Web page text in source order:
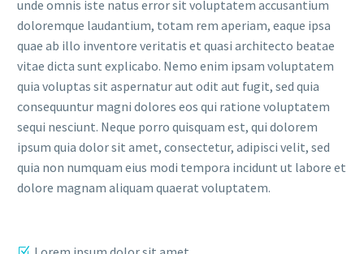
unde omnis iste natus error sit voluptatem accusantium
doloremque laudantium, totam rem aperiam, eaque ipsa
quae ab illo inventore veritatis et quasi architecto beatae
vitae dicta sunt explicabo. Nemo enim ipsam voluptatem
quia voluptas sit aspernatur aut odit aut fugit, sed quia
consequuntur magni dolores eos qui ratione voluptatem
sequi nesciunt. Neque porro quisquam est, qui dolorem
ipsum quia dolor sit amet, consectetur, adipisci velit, sed
quia non numquam eius modi tempora incidunt ut labore et
dolore magnam aliquam quaerat voluptatem.